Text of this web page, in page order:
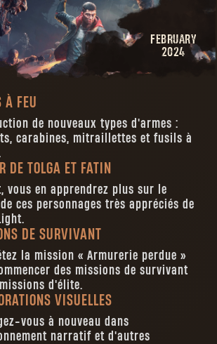
FEBRUARY
2024
À FEU
de nouveaux types d'armes :
carabines, mitraillettes et fusils à
DE TOLGA ET FATIN
vous en apprendrez plus sur le
ces personnages très appréciés de
DE SURVIVANT
la mission « Armurerie perdue »
des missions de survivant
d'élite.
VISUELLES
vous à nouveau dans
narratif et d'autres